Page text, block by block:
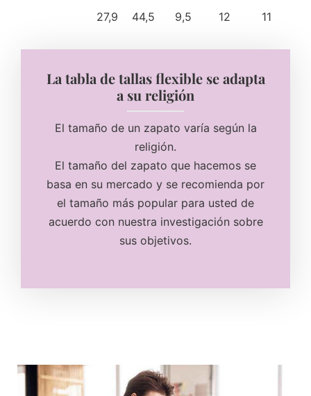
La tabla de tallas flexible se adapta
a su religión
El tamaño de un zapato varía según la
religión.
El tamaño del zapato que hacemos se
basa en su mercado y se recomienda por
el tamaño más popular para usted de
acuerdo con nuestra investigación sobre
sus objetivos.
27,9 44,5 9,5 12 11